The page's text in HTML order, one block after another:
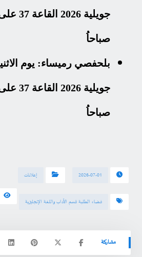
صباحاُ
صباحاُ
2026-07-01 إعلانات
فضاء الطلبة قسم الآداب واللغة الإنجليزية